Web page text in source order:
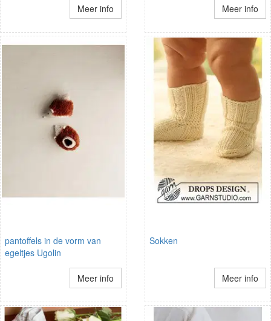
Meer info Meer info
pantoffels in de vorm van
egeltjes Ugolin
Meer info
Sokken
Meer info